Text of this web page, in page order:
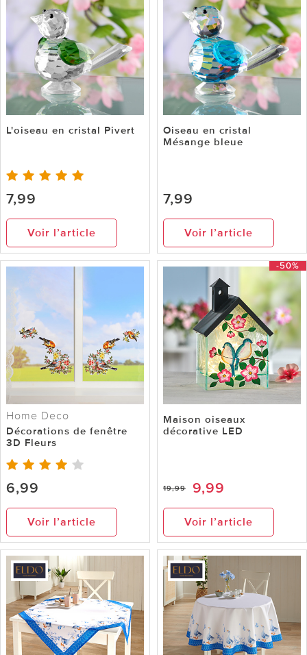
L'oiseau en cristal Pivert
7,99
Voir l’article
Oiseau en cristal
Mésange bleue
7,99
Voir l’article
Home Deco
Décorations de fenêtre
3D Fleurs
6,99
Voir l’article
-50%
Maison oiseaux
décorative LED
19,99 9,99
Voir l’article